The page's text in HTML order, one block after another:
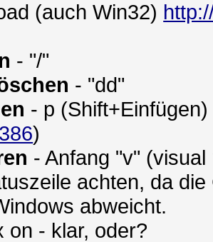
(auch Win32)
- "/"
- "dd"
- p
)
- Anfang "v"
achten, da
abweicht.
on - klar, oder?